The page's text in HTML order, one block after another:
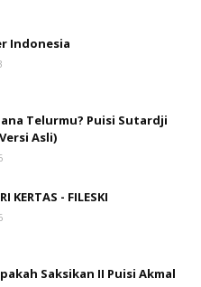
Indonesia
Telurmu? Puisi Sutardji
Asli)
KERTAS - FILESKI
Saksikan II Puisi Akmal